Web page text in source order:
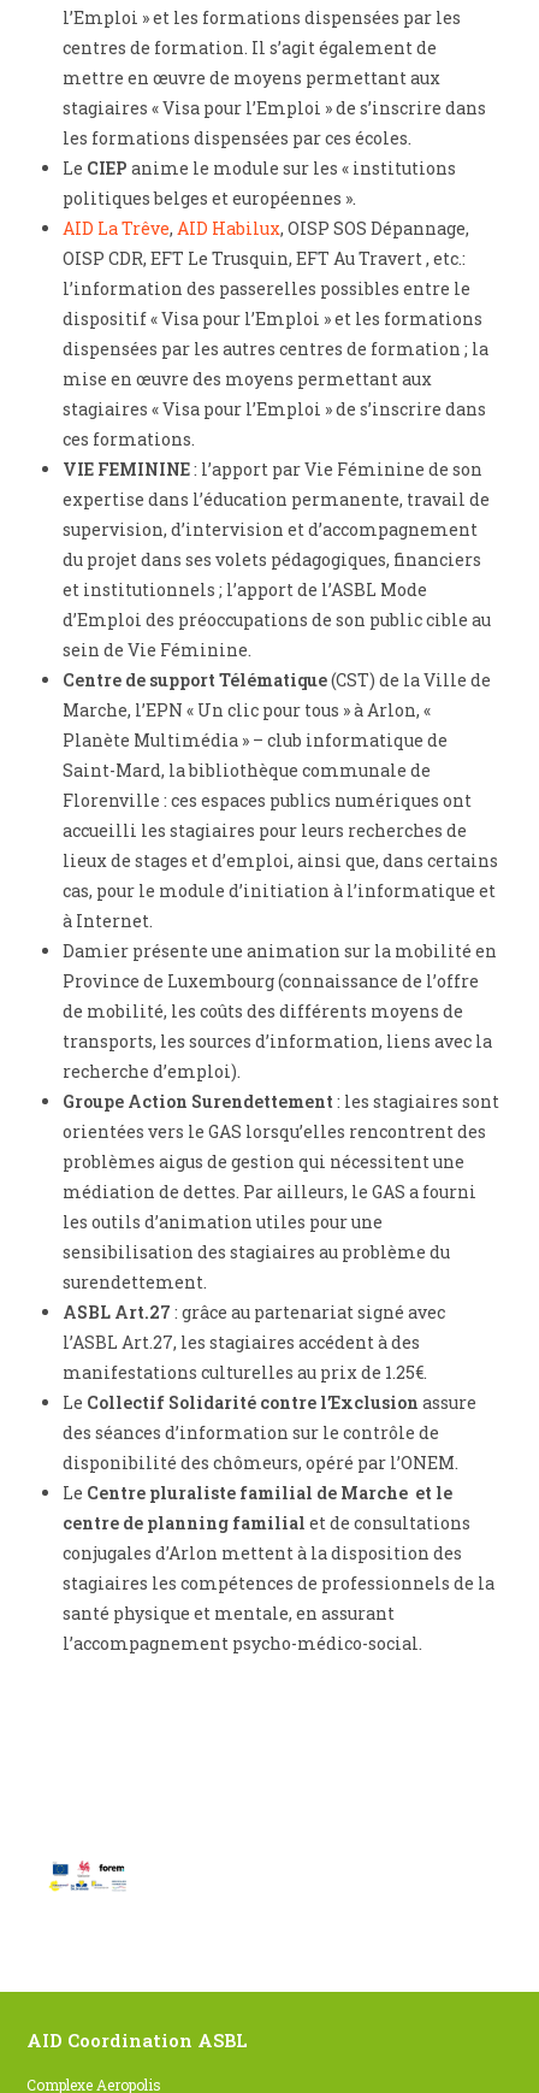
l’Emploi » et les formations dispensées par les
centres de formation. Il s’agit également de
mettre en œuvre de moyens permettant aux
stagiaires « Visa pour l’Emploi » de s’inscrire dans
les formations dispensées par ces écoles.
Le CIEP anime le module sur les « institutions
politiques belges et européennes ».
AID La Trêve,AID Habilux, OISP SOS Dépannage,
OISP CDR, EFT Le Trusquin, EFT Au Travert , etc.:
l’information des passerelles possibles entre le
dispositif « Visa pour l’Emploi » et les formations
dispensées par les autres centres de formation ; la
mise en œuvre des moyens permettant aux
stagiaires « Visa pour l’Emploi » de s’inscrire dans
ces formations.
VIE FEMININE: l’apport par Vie Féminine de son
expertise dans l’éducation permanente, travail de
supervision, d’intervision et d’accompagnement
du projet dans ses volets pédagogiques, financiers
et institutionnels ; l’apport de l’ASBL Mode
d’Emploi des préoccupations de son public cible au
sein de Vie Féminine.
Centre de support Télématique(CST) de la Ville de
Marche, l’EPN « Un clic pour tous » à Arlon, «
Planète Multimédia » – club informatique de
Saint-Mard, la bibliothèque communale de
Florenville : ces espaces publics numériques ont
accueilli les stagiaires pour leurs recherches de
lieux de stages et d’emploi, ainsi que, dans certains
cas, pour le module d’initiation à l’informatique et
à Internet.
Damier présente une animation sur la mobilité en
Province de Luxembourg (connaissance de l’offre
de mobilité, les coûts des différents moyens de
transports, les sources d’information, liens avec la
recherche d’emploi).
Groupe Action Surendettement: les stagiaires sont
orientées vers le GAS lorsqu’elles rencontrent des
problèmes aigus de gestion qui nécessitent une
médiation de dettes. Par ailleurs, le GAS a fourni
les outils d’animation utiles pour une
sensibilisation des stagiaires au problème du
surendettement.
ASBL Art.27 : grâce au partenariat signé avec
l’ASBL Art.27, les stagiaires accédent à des
manifestations culturelles au prix de 1.25€.
Le Collectif Solidarité contre l’Exclusion assure
des séances d’information sur le contrôle de
disponibilité des chômeurs, opéré par l’ONEM.
Le Centre pluraliste familial de Marche et le
centre de planning familial et de consultations
conjugales d’Arlon mettent à la disposition des
stagiaires les compétences de professionnels de la
santé physique et mentale, en assurant
l’accompagnement psycho-médico-social.
AID Coordination ASBL
Complexe Aeropolis